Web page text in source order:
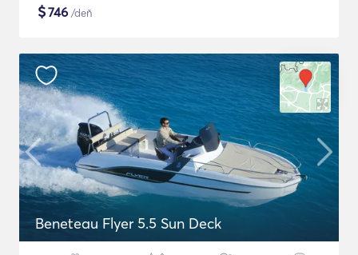
$746 /deň
Beneteau Flyer 5.5 Sun Deck